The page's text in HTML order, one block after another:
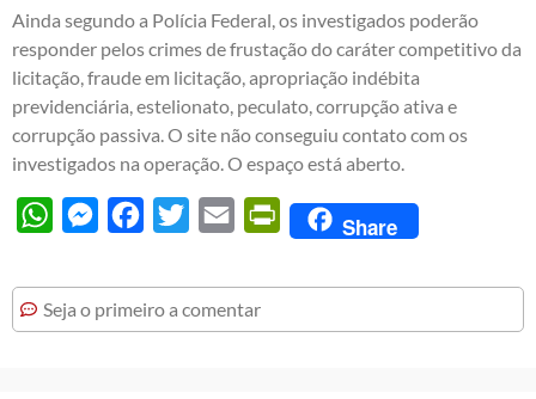
Ainda segundo a Polícia Federal, os investigados poderão
responder pelos crimes de frustação do caráter competitivo da
licitação, fraude em licitação, apropriação indébita
previdenciária, estelionato, peculato, corrupção ativa e
corrupção passiva. O site não conseguiu contato com os
investigados na operação. O espaço está aberto.
WhatsAppMessengerFacebook
Twitter Email PrintFriendly
Share
Seja o primeiro a comentar